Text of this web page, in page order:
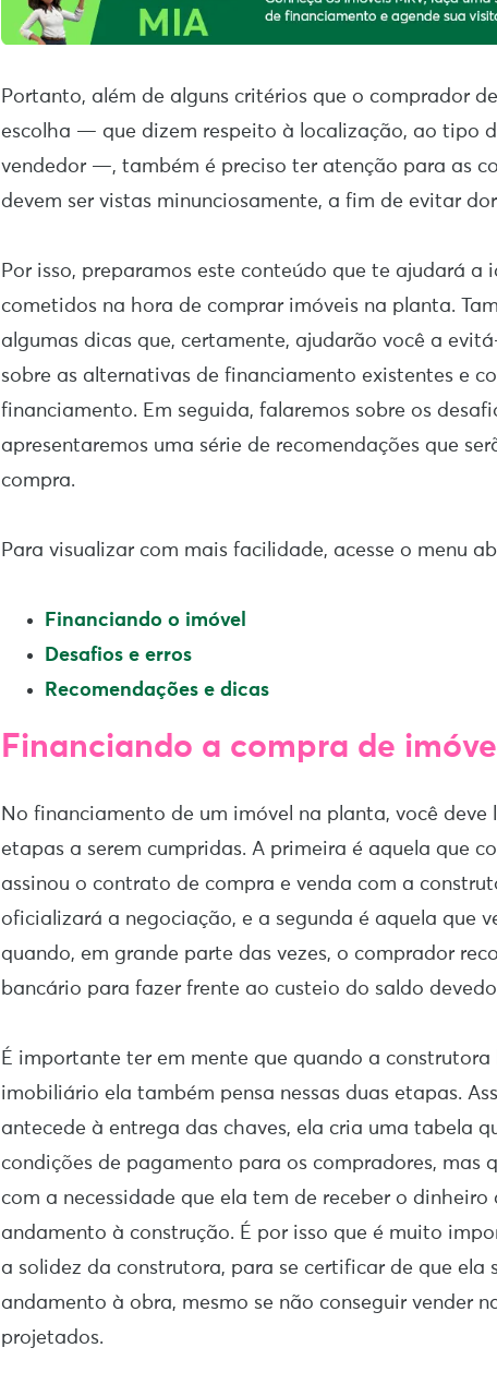
Portanto, além de alguns critérios que o comprador
escolha — que dizem respeito à localização, ao tipo
vendedor —, também é preciso ter atenção para as
devem ser vistas minunciosamente, a fim de evitar
Por isso, preparamos este conteúdo que te ajudará a
cometidos na hora de comprar imóveis na planta.
algumas dicas que, certamente, ajudarão você a
sobre as alternativas de financiamento existentes e
financiamento. Em seguida, falaremos sobre os
apresentaremos uma série de recomendações que
compra.
Para visualizar com mais facilidade, acesse o menu
Financiando o imóvel
Desafios e erros
Recomendações e dicas
Financiando a compra de
No financiamento de um imóvel na planta, você deve
etapas a serem cumpridas. A primeira é aquela que
assinou o contrato de compra e venda com a
oficializará a negociação, e a segunda é aquela que
quando, em grande parte das vezes, o comprador
bancário para fazer frente ao custeio do saldo
É importante ter em mente que quando a
imobiliário ela também pensa nessas duas etapas.
antecede à entrega das chaves, ela cria uma tabela
condições de pagamento para os compradores, mas
com a necessidade que ela tem de receber o dinheiro
andamento à construção. É por isso que é muito
a solidez da construtora, para se certificar de que ela
andamento à obra, mesmo se não conseguir vender
projetados.